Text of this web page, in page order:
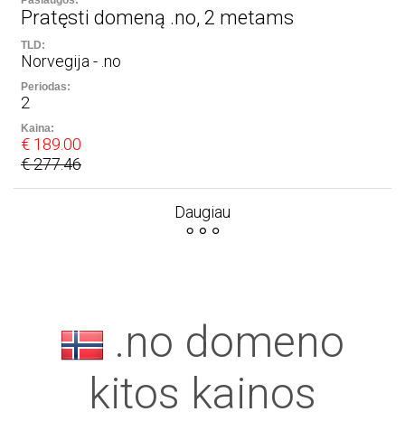
Pratęsti domeną .no, 2 metams
Norvegija - .no
2
€ 189.00
€ 277.46
Daugiau
.no domeno
kitos kainos